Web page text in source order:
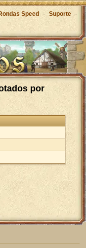
Speed - Suporte -
por